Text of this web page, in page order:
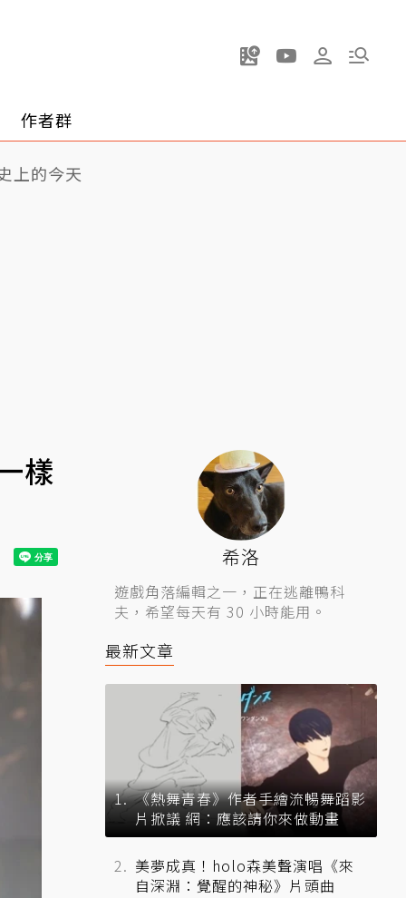
作者群
上的今天
樣
希洛
遊戲角落編輯之一，正在逃離鴨科
夫，希望每天有 30 小時能用。
最新文章
《熱舞青春》作者手繪流暢舞蹈影
片掀議 網：應該請你來做動畫
美夢成真！holo森美聲演唱《來
自深淵：覺醒的神秘》片頭曲